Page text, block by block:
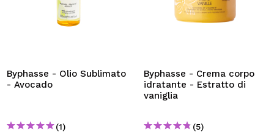
Non ho un account qui
Creando un account su Maquibeauty.it potrai fare i tuoi
acquisti velocemente, controllare lo stato dei tuoi ordini e
consultare le tue operazioni precedenti.
CREARE UN ACCOUNT
Byphasse - Olio Sublimato
- Avocado
(1)
Byphasse - Crema corpo
idratante - Estratto di
vaniglia
(5)